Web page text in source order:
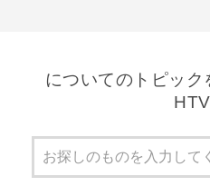
についてのトピッ